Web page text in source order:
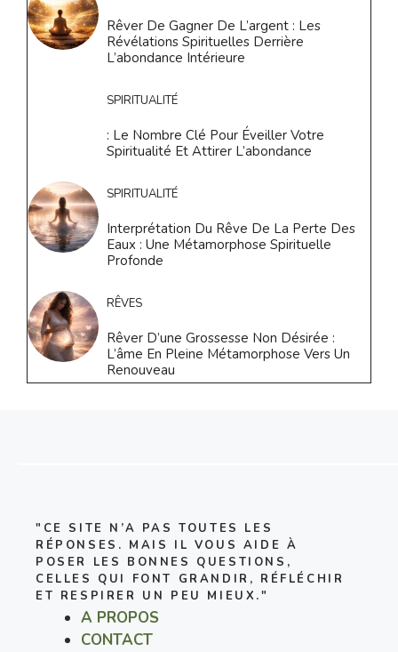
Rêver De Gagner De L’argent : Les
Révélations Spirituelles Derrière
L’abondance Intérieure
SPIRITUALITÉ
: Le Nombre Clé Pour Éveiller Votre
Spiritualité Et Attirer L’abondance
SPIRITUALITÉ
Interprétation Du Rêve De La Perte Des
Eaux : Une Métamorphose Spirituelle
Profonde
RÊVES
Rêver D’une Grossesse Non Désirée :
L’âme En Pleine Métamorphose Vers Un
Renouveau
"CE SITE N’A PAS TOUTES LES
RÉPONSES. MAIS IL VOUS AIDE À
POSER LES BONNES QUESTIONS,
CELLES QUI FONT GRANDIR, RÉFLÉCHIR
ET RESPIRER UN PEU MIEUX."
A PROPOS
CONTACT